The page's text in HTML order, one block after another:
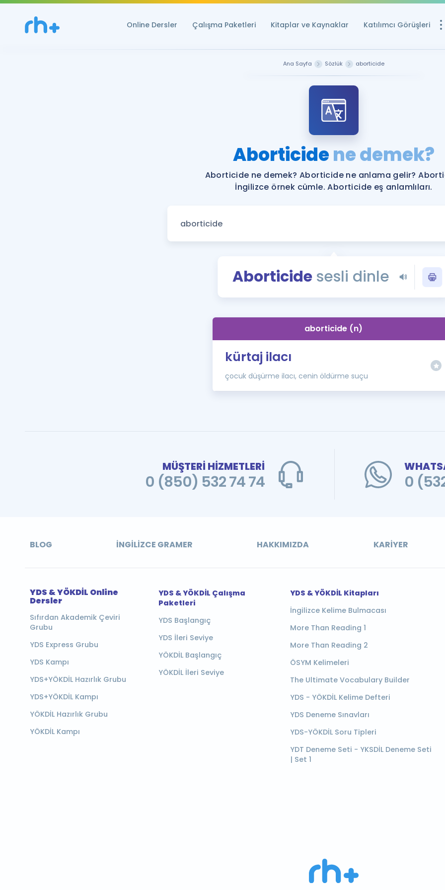
Online Dersler Çalışma Paketleri Kitaplar ve Kaynaklar Katılımcı Görüşleri
YDS ve YÖKDİL
YDS ve YÖKDİL'e
Tüm ÖSYM
YDS - YÖKDİL
İngilizce
Ana Sayfa Sözlük aborticide
Aborticidene demek?
Aborticide ne demek? Aborticide ne anlama gelir?
İngilizce örnek cümle. Aborticide eş anlamlıları.
Aborticide sesli dinle
aborticide (n)
kürtaj ilacı
çocuk düşürme ilacı, cenin öldürme suçu
MÜŞTERİ HİZMETLERİ
0 (850) 532 74 74 0
BLOG İNGILIZCE GRAMER HAKKIMIZDA KARIYER
YDS & YÖKDİL Online
Dersler
Sıfırdan Akademik Çeviri
Grubu
YDS Express Grubu
YDS Kampı
YDS+YÖKDİL Hazırlık Grubu
YDS+YÖKDİL Kampı
YÖKDİL Hazırlık Grubu
YÖKDİL Kampı
YDS & YÖKDİL Çalışma
Paketleri
YDS Başlangıç
YDS İleri Seviye
YÖKDİL Başlangıç
YÖKDİL İleri Seviye
YDS & YÖKDİL Kitapları
İngilizce Kelime Bulmacası
More Than Reading 1
More Than Reading 2
ÖSYM Kelimeleri
The Ultimate Vocabulary Builder
YDS - YÖKDİL Kelime Defteri
YDS Deneme Sınavları
YDS-YÖKDİL Soru Tipleri
YDT Deneme Seti - YKSDİL Deneme Seti
| Set 1